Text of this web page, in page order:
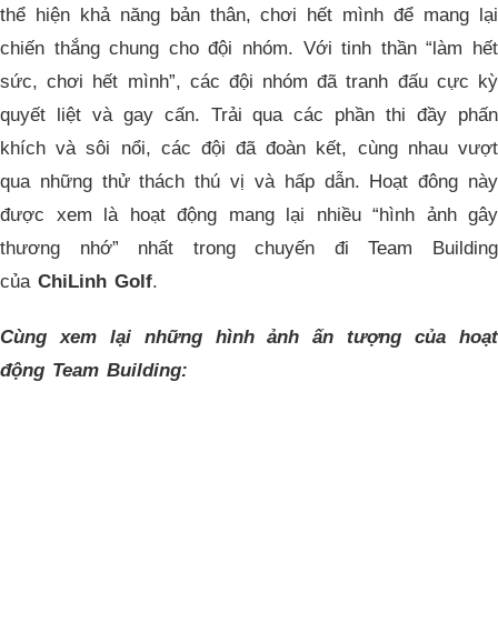
thể hiện khả năng bản thân, chơi hết mình để mang lại
chiến thắng chung cho đội nhóm. Với tinh thần “làm hết
sức, chơi hết mình”, các đội nhóm đã tranh đấu cực kỳ
quyết liệt và gay cấn. Trải qua các phần thi đầy phấn
khích và sôi nổi, các đội đã đoàn kết, cùng nhau vượt
qua những thử thách thú vị và hấp dẫn. Hoạt đông này
được xem là hoạt động mang lại nhiều “hình ảnh gây
thương nhớ” nhất trong chuyến đi Team Building
của ChiLinh Golf.
Cùng xem lại những hình ảnh ấn tượng của hoạt
động Team Building: